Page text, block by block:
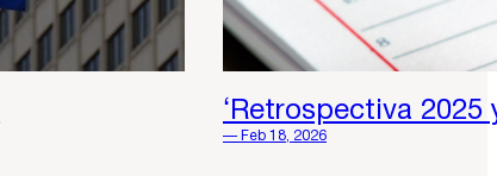
‘Retrospectiva
— Feb 18, 2026